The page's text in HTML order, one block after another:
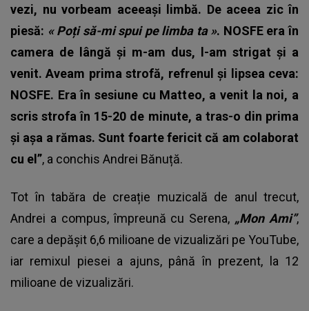
vezi, nu vorbeam aceeași limbă. De aceea zic în
piesă: «Poți să-mi spui pe limba ta». NOSFE era în
camera de lângă și m-am dus, l-am strigat și a
venit. Aveam prima strofă, refrenul și lipsea ceva:
NOSFE. Era în sesiune cu Matteo, a venit la noi, a
scris strofa în 15-20 de minute, a tras-o din prima
și așa a rămas. Sunt foarte fericit că am colaborat
cu el”, a conchis Andrei Bănuță.
Tot în tabăra de creație muzicală de anul trecut,
Andrei a compus, împreună cu Serena, „Mon Ami”,
care a depășit 6,6 milioane de vizualizări pe YouTube,
iar remixul piesei a ajuns, până în prezent, la 12
milioane de vizualizări.